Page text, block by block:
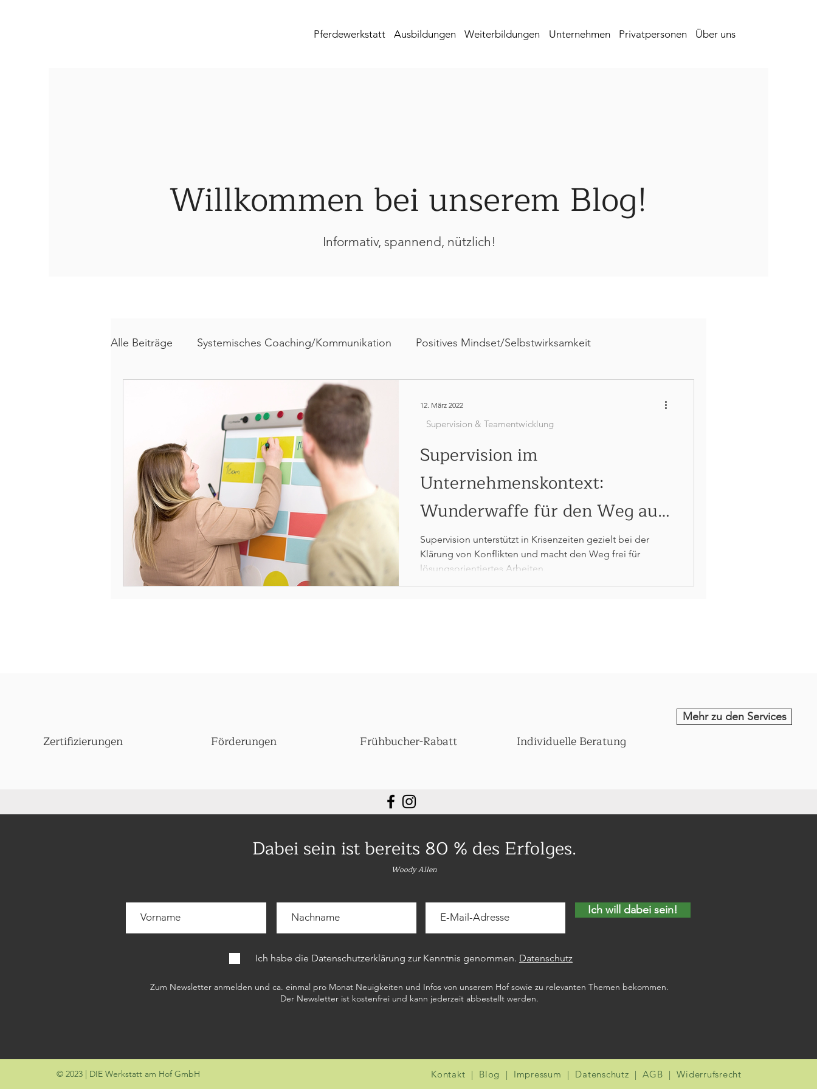
Pferdewerkstatt Ausbildungen Weiterbildungen Unternehmen Privatpersonen Über uns
Willkommen bei unserem Blog!
Informativ, spannend, nützlich!
Alle Beiträge Systemisches Coaching/Kommunikation Positives Mindset/Selbstwirksamkeit
Sonstige Themen
Gewaltprävention
Supervision im
Unternehmenskontext:
Wunderwaffe für den Weg aus
der Krise?
Supervision unterstützt in Krisenzeiten gezielt bei der
Klärung von Konflikten und macht den Weg frei für
lösungsorientiertes Arbeiten.
Supervision & Teamentwicklung
12. März 2022
Zertifizierungen Förderungen Frühbucher-Rabatt Individuelle Beratung
Mehr zu den Services
Dabei seinist bereits 80 % des Erfolges.
Woody Allen
Ich will dabei sein!
Ich habe die Datenschutzerklärung zur Kenntnis genommen. Datenschutz
Zum Newsletter anmelden und ca. einmal pro Monat Neuigkeiten und Infos von unserem Hof sowie zu relevanten Themen bekommen.
Der Newsletter ist kostenfrei und kann jederzeit abbestellt werden.
© 2023 | DIE Werkstatt am Hof GmbH Kontakt | Blog | Impressum | Datenschutz |AGB |Widerrufsrecht